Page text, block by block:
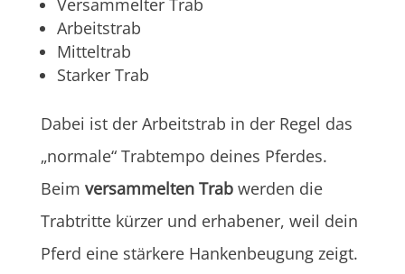
Versammelter Trab
Arbeitstrab
Mitteltrab
Starker Trab
Dabei ist der Arbeitstrab in der Regel das
„normale“ Trabtempo deines Pferdes.
Beim versammelten Trabwerden die
Trabtritte kürzer und erhabener, weil dein
Pferd eine stärkere Hankenbeugung zeigt.